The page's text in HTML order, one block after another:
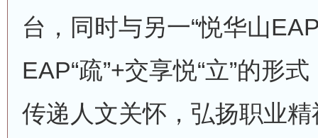
台，同时与另一“悦华山
EAP“疏”+交享悦“立”的形
传递人文关怀，弘扬职业